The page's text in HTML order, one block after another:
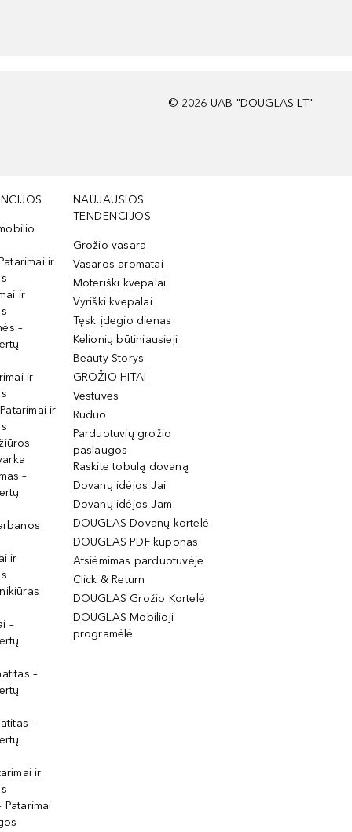
© 2026 UAB "DOUGLAS LT"
ir
ir
–
ir
ir
–
ir
–
–
–
ir
Patarimai
NAUJAUSIOS
TENDENCIJOS
Grožio vasara
Vasaros aromatai
Moteriški kvepalai
Vyriški kvepalai
Tęsk įdegio dienas
Kelionių būtiniausieji
Beauty Storys
GROŽIO HITAI
Vestuvės
Ruduo
Parduotuvių grožio
paslaugos
Raskite tobulą dovaną
Dovanų idėjos Jai
Dovanų idėjos Jam
DOUGLAS Dovanų kortelė
DOUGLAS PDF kuponas
Atsiėmimas parduotuvėje
Click & Return
DOUGLAS Grožio Kortelė
DOUGLAS Mobilioji
programėlė